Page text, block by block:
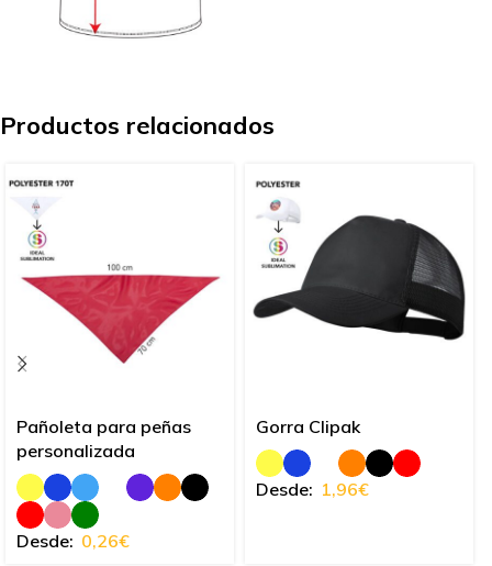
Productos relacionados
Pañoleta para peñas
personalizada
Desde: 0,26€
Gorra Clipak
Desde: 1,96€